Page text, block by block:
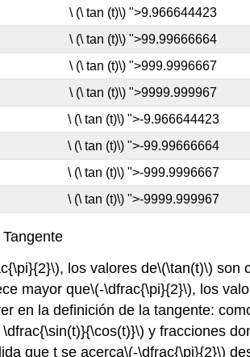
\ (\ tan (t)\) ">9.966644423
\ (\ tan (t)\) ">99.99666664
\ (\ tan (t)\) ">999.9996667
\ (\ tan (t)\) ">9999.999967
\ (\ tan (t)\) ">-9.966644423
\ (\ tan (t)\) ">-99.99666664
\ (\ tan (t)\) ">-999.9996667
\ (\ tan (t)\) ">-9999.999967
, los valores de\(\tan(t)\) son
mayor que\(-\dfrac{\pi}{2}\), los
en la definición de la tangente:
y fracciones
que t se acerca\(-\dfrac{\pi}{2}\)